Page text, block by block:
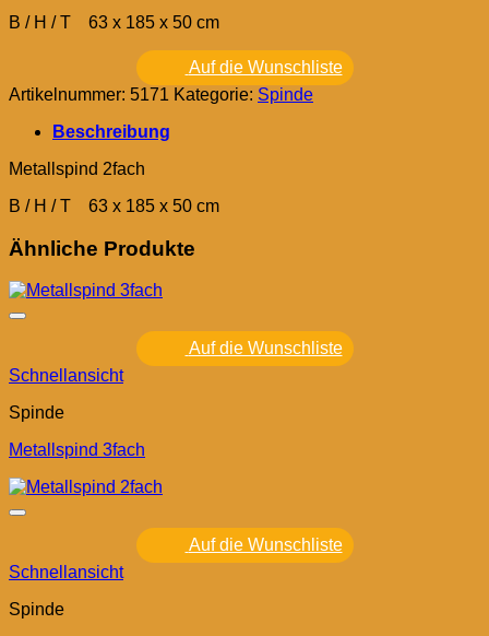
B / H / T 63 x 185 x 50 cm
Auf die Wunschliste
Artikelnummer: 5171 Kategorie: Spinde
Beschreibung
Metallspind 2fach
B / H / T 63 x 185 x 50 cm
Ähnliche Produkte
Auf die Wunschliste
Schnellansicht
Spinde
Metallspind 3fach
Auf die Wunschliste
Schnellansicht
Spinde